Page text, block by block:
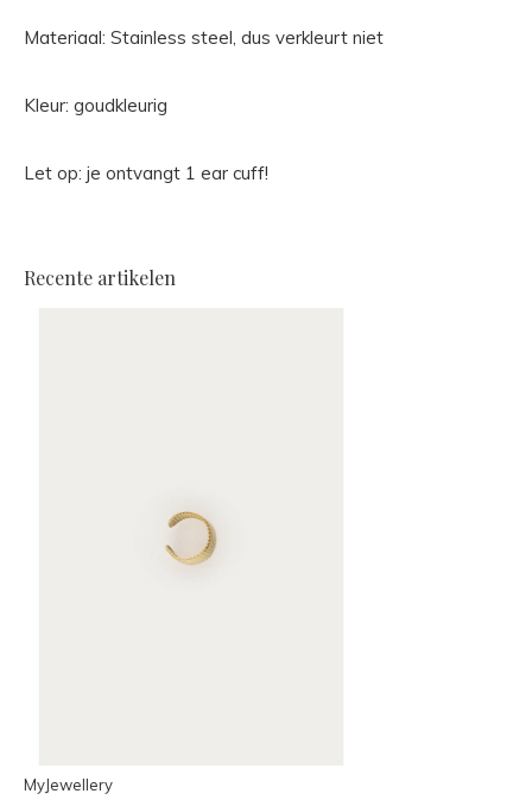
Materiaal: Stainless steel, dus verkleurt niet
Kleur: goudkleurig
Let op: je ontvangt 1 ear cuff!
Recente artikelen
MyJewellery